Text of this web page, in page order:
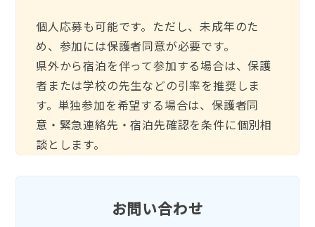
個人応募も可能です。ただし、未成年のた
め、参加には保護者同意が必要です。
県外から宿泊を伴って参加する場合は、保護
者または学校の先生などの引率を推奨しま
す。単独参加を希望する場合は、保護者同
意・緊急連絡先・宿泊先確認を条件に個別相
談とします。
お問い合わせ